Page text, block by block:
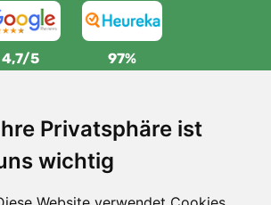
Privatsphäre ist
wichtig
4,7/5 97%
Tag und kostenlos
für Bestellungen über 80 EUR
Umtausch und Rückgabe